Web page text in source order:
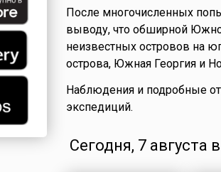
После многочисленных
выводу, что обширной
неизвестных островов на
острова, Южная Георгия и
Наблюдения и подробные
экспедиций.
Сегодня, 7 августа